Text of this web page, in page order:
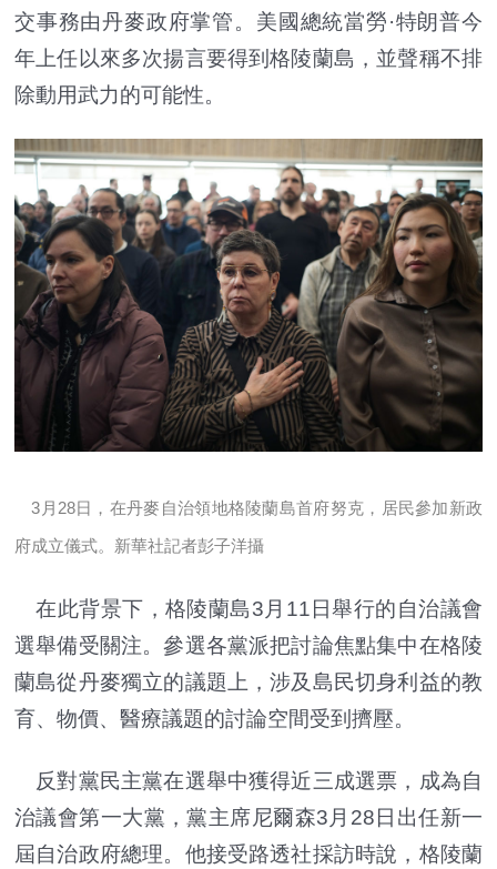
交事務由丹麥政府掌管。美國總統當勞·特朗普今
年上任以來多次揚言要得到格陵蘭島，並聲稱不排
除動用武力的可能性。
3月28日，在丹麥自治領地格陵蘭島首府努克，居民參加新政
府成立儀式。新華社記者彭子洋攝
在此背景下，格陵蘭島3月11日舉行的自治議會
選舉備受關注。參選各黨派把討論焦點集中在格陵
蘭島從丹麥獨立的議題上，涉及島民切身利益的教
育、物價、醫療議題的討論空間受到擠壓。
反對黨民主黨在選舉中獲得近三成選票，成為自
治議會第一大黨，黨主席尼爾森3月28日出任新一
屆自治政府總理。他接受路透社採訪時說，格陵蘭